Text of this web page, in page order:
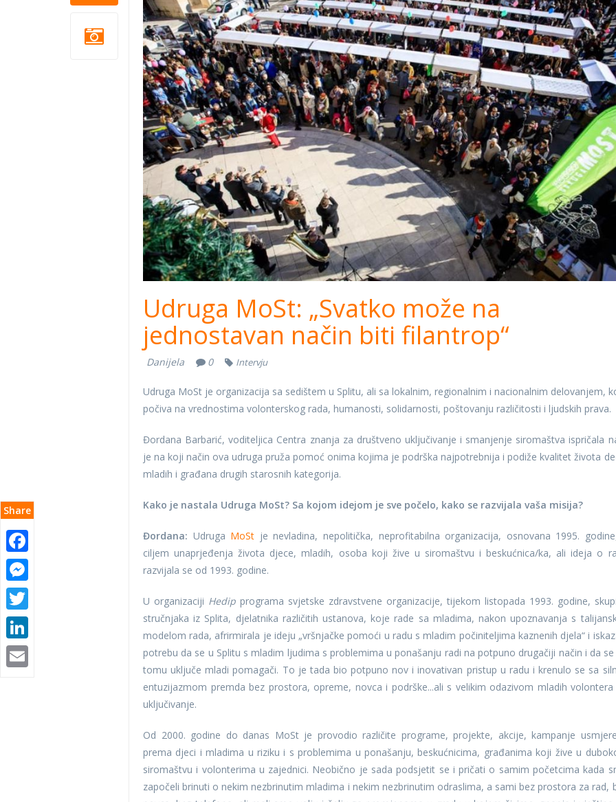
Share
Udruga MoSt: „Svatko može na
jednostavan način biti filantrop“
Danijela 0 Intervju
Udruga MoSt je organizacija sa sedištem u Splitu, ali sa lokalnim, regionalnim i nacionalnim delovanjem,
počiva na vrednostima volonterskog rada, humanosti, solidarnosti, poštovanju različitosti i ljudskih prava.
Đordana Barbarić, voditeljica Centra znanja za društveno uključivanje i smanjenje siromaštva ispričala
je na koji način ova udruga pruža pomoć onima kojima je podrška najpotrebnija i podiže kvalitet života
mladih i građana drugih starosnih kategorija.
Kako je nastala Udruga MoSt? Sa kojom idejom je sve počelo, kako se razvijala vaša misija?
Đordana: Udruga MoSt je nevladina, nepolitička, neprofitabilna organizacija, osnovana 1995.
ciljem unaprjeđenja života djece, mladih, osoba koji žive u siromaštvu i beskućnica/ka, ali ideja o
razvijala se od 1993. godine.
U organizaciji Hedipprograma svjetske zdravstvene organizacije, tijekom listopada 1993. godine,
stručnjaka iz Splita, djelatnika različitih ustanova, koje rade sa mladima, nakon upoznavanja s
modelom rada, afrirmirala je ideju „vršnjačke pomoći u radu s mladim počiniteljima kaznenih djela“ i
potrebu da se u Splitu s mladim ljudima s problemima u ponašanju radi na potpuno drugačiji način i da
tomu uključe mladi pomagači. To je tada bio potpuno nov i inovativan pristup u radu i krenulo se sa
entuzijazmom premda bez prostora, opreme, novca i podrške...ali s velikim odazivom mladih volontera
uključivanje.
Od 2000. godine do danas MoSt je provodio različite programe, projekte, akcije, kampanje
prema djeci i mladima u riziku i s problemima u ponašanju, beskućnicima, građanima koji žive u
siromaštvu i volonterima u zajednici. Neobično je sada podsjetit se i pričati o samim početcima kada
započeli brinuti o nekim nezbrinutim mladima i nekim nezbrinutim odraslima, a sami bez prostora za rad,